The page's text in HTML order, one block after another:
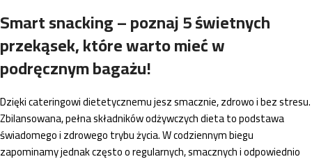
Smart snacking – poznaj 5 świetnych
przekąsek, które warto mieć w
podręcznym bagażu!
Dzięki cateringowi dietetycznemu jesz smacznie, zdrowo i bez stresu.
Zbilansowana, pełna składników odżywczych dieta to podstawa
świadomego i zdrowego trybu życia. W codziennym biegu
zapominamy jednak często o regularnych, smacznych i odpowiednio